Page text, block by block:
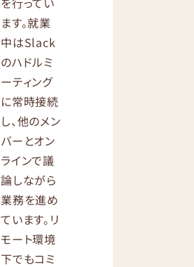
ます。就業
中はSlack
のハドルミ
ーティング
に常時接続
し、他のメン
バーとオン
ラインで議
論しながら
業務を進め
ています。リ
モート環境
下でもコミ